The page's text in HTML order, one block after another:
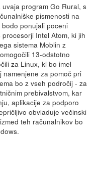
program Go Rural, s
pismenosti na
ponujali poceni
Intel Atom, ki jih
sistema Moblin z
13-odstotno
za Linux, ki bo imel
za pomoč pri
bo z vseh področij - za
prebivalstvom, kar
aplikacije za podporo
obvladuje večinski
teh računalnikov bo